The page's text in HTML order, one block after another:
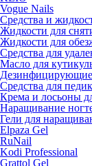
Vogue Nails
Средства и
Жидкости для
Жидкости для
Средства для
Масло для
Дезинфицирующие
Средства для
Крема и лосьоны
Наращивание
Гели для
Elpaza Gel
RuNail
Kodi Professional
Grattol Gel